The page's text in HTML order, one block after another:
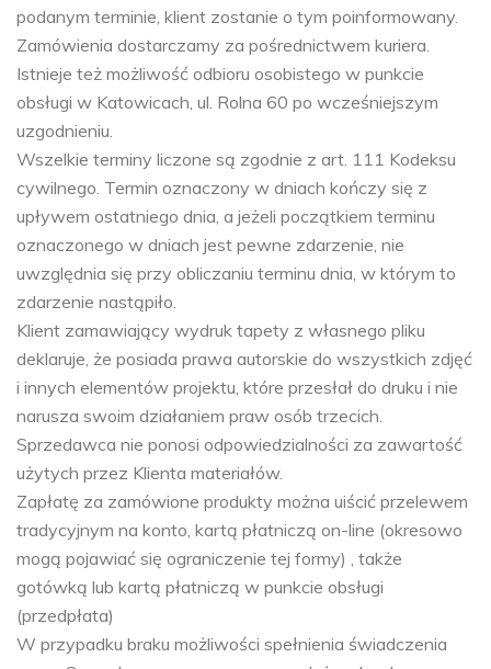
podanym terminie, klient zostanie o tym poinformowany.
Zamówienia dostarczamy za pośrednictwem kuriera.
Istnieje też możliwość odbioru osobistego w punkcie
obsługi w Katowicach, ul. Rolna 60 po wcześniejszym
uzgodnieniu.
Wszelkie terminy liczone są zgodnie z art. 111 Kodeksu
cywilnego. Termin oznaczony w dniach kończy się z
upływem ostatniego dnia, a jeżeli początkiem terminu
oznaczonego w dniach jest pewne zdarzenie, nie
uwzględnia się przy obliczaniu terminu dnia, w którym to
zdarzenie nastąpiło.
Klient zamawiający wydruk tapety z własnego pliku
deklaruje, że posiada prawa autorskie do wszystkich zdjęć
i innych elementów projektu, które przesłał do druku i nie
narusza swoim działaniem praw osób trzecich.
Sprzedawca nie ponosi odpowiedzialności za zawartość
użytych przez Klienta materiałów.
Zapłatę za zamówione produkty można uiścić przelewem
tradycyjnym na konto, kartą płatniczą on-line (okresowo
mogą pojawiać się ograniczenie tej formy) , także
gotówką lub kartą płatniczą w punkcie obsługi
(przedpłata)
W przypadku braku możliwości spełnienia świadczenia